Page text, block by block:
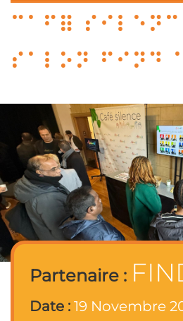
Café
Salon Find
Partenaire :
Date : 19 Novembre